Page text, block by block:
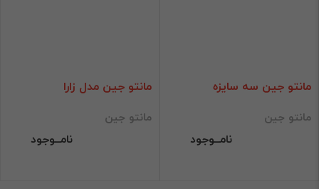
مانتو جین سه سایزه
مانتو جین
نامــوجود
مانتو جین مدل زارا
مانتو جین
نامــوجود